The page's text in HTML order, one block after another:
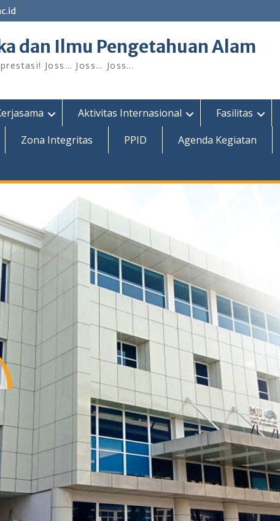
dan Ilmu Pengetahuan Alam
Joss… Joss… Joss…
Aktivitas Internasional Fasilitas
Zona Integritas PPID Agenda Kegiatan